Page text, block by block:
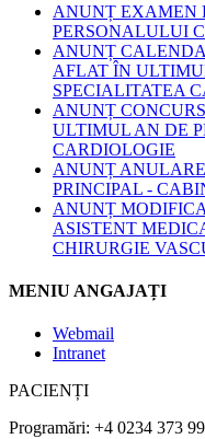
ANUNȚ EXAMEN
PERSONALULUI
ANUNȚ
AFLAT ÎN
SPECIALITATEA
ANUNȚ
ULTIMUL AN DE
CARDIOLOGIE
ANUNȚ
PRINCIPAL -
ANUNȚ
ASISTENT
CHIRURGIE
MENIU ANGAJAȚI
Webmail
Intranet
PACIENȚI
Programări: +4 0234 373